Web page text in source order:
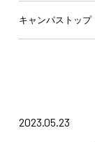
キャンパストップ
2023.05.23